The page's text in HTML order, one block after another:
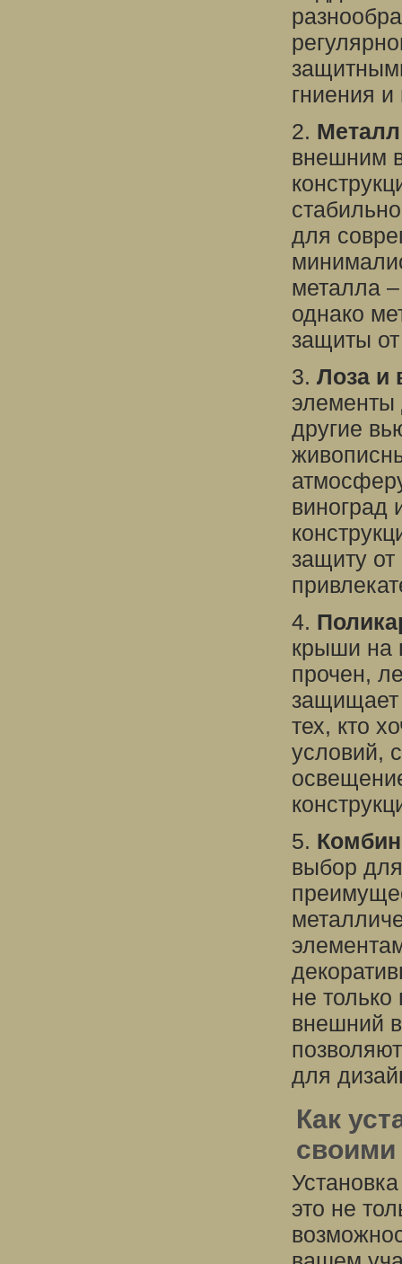
гниения
2. Металл
внешним
для
металла
однако
защиты
3. Лоза и
элементы
другие
виноград
защиту
4.
крыши на
прочен,
защищает
тех, кто
условий,
5.
выбор для
не
внешний
для
Как
своими
это не